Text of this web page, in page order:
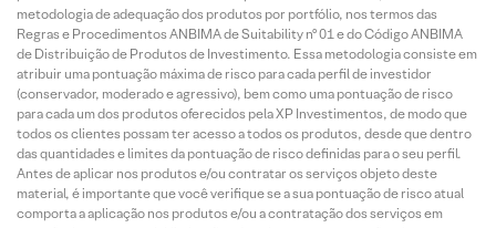
metodologia de adequação dos produtos por portfólio, nos termos das
Regras e Procedimentos ANBIMA de Suitability nº 01 e do Código ANBIMA
de Distribuição de Produtos de Investimento. Essa metodologia consiste em
atribuir uma pontuação máxima de risco para cada perfil de investidor
(conservador, moderado e agressivo), bem como uma pontuação de risco
para cada um dos produtos oferecidos pela XP Investimentos, de modo que
todos os clientes possam ter acesso a todos os produtos, desde que dentro
das quantidades e limites da pontuação de risco definidas para o seu perfil.
Antes de aplicar nos produtos e/ou contratar os serviços objeto deste
material, é importante que você verifique se a sua pontuação de risco atual
comporta a aplicação nos produtos e/ou a contratação dos serviços em